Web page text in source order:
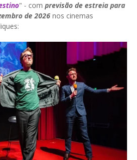
" - com previsão de estreia para
de 2026 nos cinemas